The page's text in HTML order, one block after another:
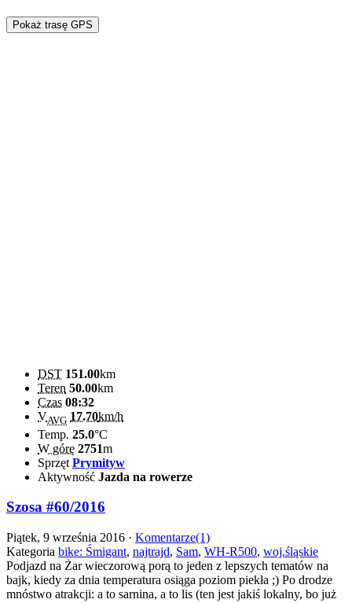
Pokaż trasę GPS
DST 151.00km
Teren 50.00km
Czas 08:32
VAVG 17.70km/h
Temp. 25.0°C
W górę 2751m
Sprzęt Prymityw
Aktywność Jazda na rowerze
Szosa #60/2016
Piątek, 9 września 2016 · Komentarze(1)
Kategoria bike: Śmigant, najtrajd, Sam, WH-R500, woj.śląskie
Podjazd na Żar wieczorową porą to jeden z lepszych tematów na
bajk, kiedy za dnia temperatura osiąga poziom piekła ;) Po drodze
mnóstwo atrakcji: a to sarnina, a to lis (ten jest jakiś lokalny, bo już